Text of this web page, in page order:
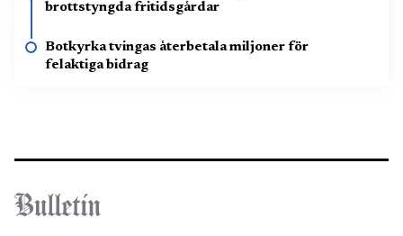
brottstyngda fritidsgårdar
Botkyrka tvingas återbetala miljoner för
felaktiga bidrag